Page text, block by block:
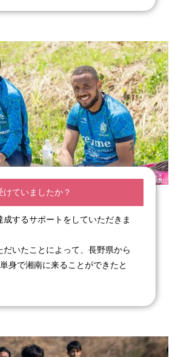
けていましたか？
成するサポートをしていただきま
だいたことによって、長野県から
身で湘南に来ることができたと